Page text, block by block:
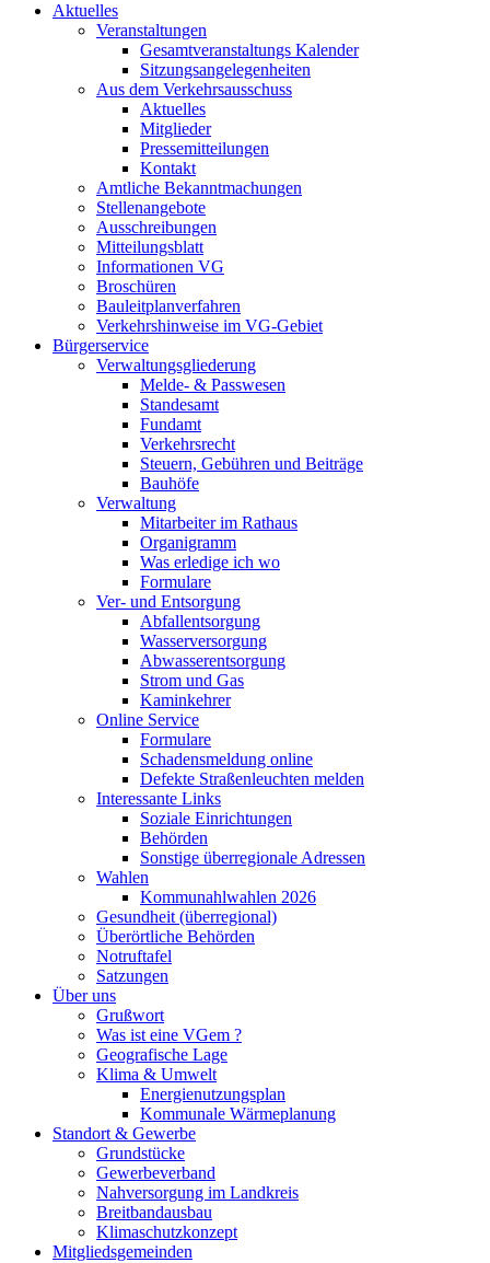
Aktuelles
Veranstaltungen
Gesamtveranstaltungs Kalender
Sitzungsangelegenheiten
Aus dem Verkehrsausschuss
Aktuelles
Mitglieder
Pressemitteilungen
Kontakt
Amtliche Bekanntmachungen
Stellenangebote
Ausschreibungen
Mitteilungsblatt
Informationen VG
Broschüren
Bauleitplanverfahren
Verkehrshinweise im VG-Gebiet
Bürgerservice
Verwaltungsgliederung
Melde- & Passwesen
Standesamt
Fundamt
Verkehrsrecht
Steuern, Gebühren und Beiträge
Bauhöfe
Verwaltung
Mitarbeiter im Rathaus
Organigramm
Was erledige ich wo
Formulare
Ver- und Entsorgung
Abfallentsorgung
Wasserversorgung
Abwasserentsorgung
Strom und Gas
Kaminkehrer
Online Service
Formulare
Schadensmeldung online
Defekte Straßenleuchten melden
Interessante Links
Soziale Einrichtungen
Behörden
Sonstige überregionale Adressen
Wahlen
Kommunahlwahlen 2026
Gesundheit (überregional)
Überörtliche Behörden
Notruftafel
Satzungen
Über uns
Grußwort
Was ist eine VGem ?
Geografische Lage
Klima & Umwelt
Energienutzungsplan
Kommunale Wärmeplanung
Standort & Gewerbe
Grundstücke
Gewerbeverband
Nahversorgung im Landkreis
Breitbandausbau
Klimaschutzkonzept
Mitgliedsgemeinden